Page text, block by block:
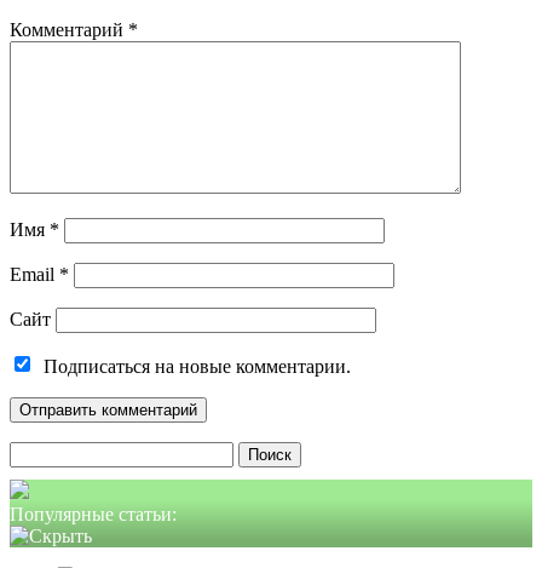
Комментарий *
Имя *
Email *
Сайт
Подписаться на новые комментарии.
Популярные статьи: